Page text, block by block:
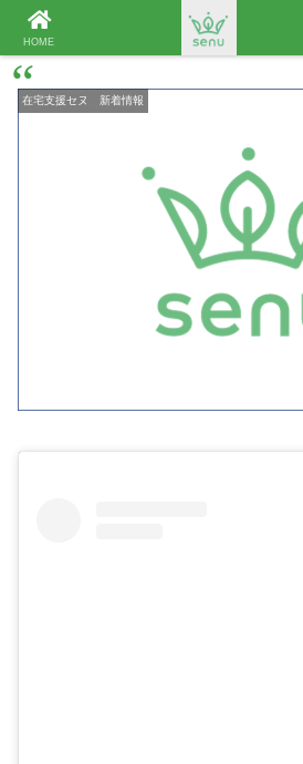
新型コロナウイルスなどの感染症に
在宅支援セヌ 新着情報
HOME